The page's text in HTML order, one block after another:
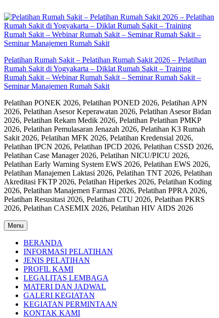
to
content
Pelatihan Rumah Sakit – Pelatihan Rumah Sakit 2026 – Pelatihan
Rumah Sakit di Yogyakarta – Diklat Rumah Sakit – Training
Rumah Sakit – Webinar Rumah Sakit – Seminar Rumah Sakit –
Seminar Manajemen Rumah Sakit
Pelatihan PONEK 2026, Pelatihan PONED 2026, Pelatihan APN
2026, Pelatihan Asesor Keperawatan 2026, Pelatihan Asesor Bidan
2026, Pelatihan Rekam Medik 2026, Pelatihan Pelatihan PMKP
2026, Pelatihan Pemulasaran Jenazah 2026, Pelatihan K3 Rumah
Sakit 2026, Pelatihan MFK 2026, Pelatihan Kredensial 2026,
Pelatihan IPCN 2026, Pelatihan IPCD 2026, Pelatihan CSSD 2026,
Pelatihan Case Manager 2026, Pelatihan NICU/PICU 2026,
Pelatihan Early Warning System EWS 2026, Pelatihan EWS 2026,
Pelatihan Manajemen Laktasi 2026, Pelatihan TNT 2026, Pelatihan
Akreditasi FKTP 2026, Pelatihan Hiperkes 2026, Pelatihan Koding
2026, Pelatihan Manajemen Farmasi 2026, Pelatihan PPRA 2026,
Pelatihan Resusitasi 2026, Pelatihan CTU 2026, Pelatihan PKRS
2026, Pelatihan CASEMIX 2026, Pelatihan HIV AIDS 2026
Menu
BERANDA
INFORMASI PELATIHAN
JENIS PELATIHAN
PROFIL KAMI
LEGALITAS LEMBAGA
MATERI DAN JADWAL
GALERI KEGIATAN
KEGIATAN PERMINTAAN
KONTAK KAMI